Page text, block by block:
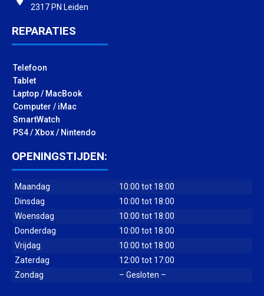
2317 PN Leiden
REPARATIES
Telefoon
Tablet
Laptop / MacBook
Computer / iMac
SmartWatch
PS4 / Xbox / Nintendo
OPENINGSTIJDEN:
Maandag
10:00 tot 18:00
Dinsdag
10:00 tot 18:00
Woensdag
10:00 tot 18:00
Donderdag
10:00 tot 18:00
Vrijdag
10:00 tot 18:00
Zaterdag
12:00 tot 17:00
Zondag
– Gesloten –